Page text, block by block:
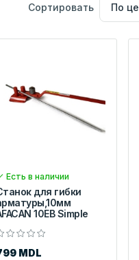
Сортировать
Есть в наличии
для гибки
10EB Simple
MDL